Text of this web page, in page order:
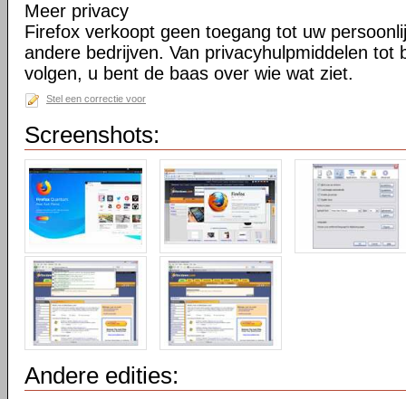
Meer privacy
Firefox verkoopt geen toegang tot uw
andere bedrijven. Van privacyhulpmiddelen tot
volgen, u bent de baas over wie wat ziet.
Stel een correctie voor
Screenshots:
Andere edities: